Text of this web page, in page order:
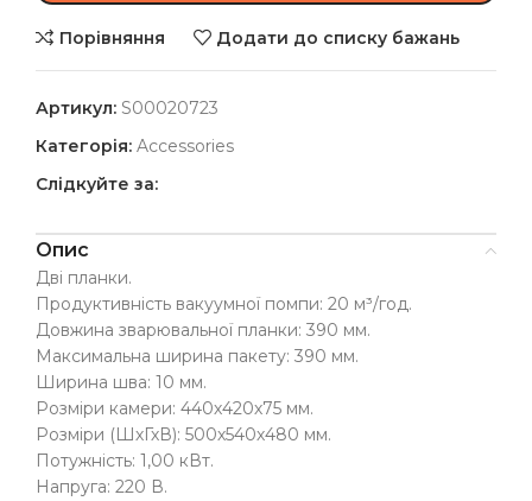
Порівняння Додати до списку бажань
Артикул: S00020723
Категорія: Accessories
Слідкуйте за:
Опис
Дві планки.
Продуктивність вакуумної помпи: 20 м³/год.
Довжина зварювальної планки: 390 мм.
Максимальна ширина пакету: 390 мм.
Ширина шва: 10 мм.
Розміри камери: 440х420х75 мм.
Розміри (ШхГхВ): 500х540х480 мм.
Потужність: 1,00 кВт.
Напруга: 220 В.